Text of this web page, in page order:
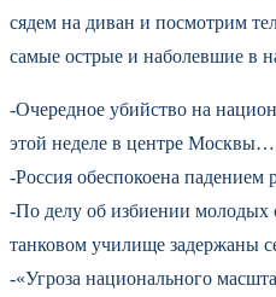
сядем на диван и посмотрим
самые острые и наболевшие в
-Очередное убийство на
этой неделе в центре Москвы…
-Россия обеспокоена
-По делу об избиении молодых
танковом училище задержаны
-«Угроза национального